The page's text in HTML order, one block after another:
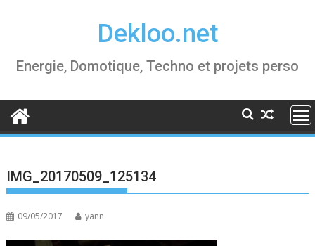
Dekloo.net
Energie, Domotique, Techno et projets perso
IMG_20170509_125134
09/05/2017 yann